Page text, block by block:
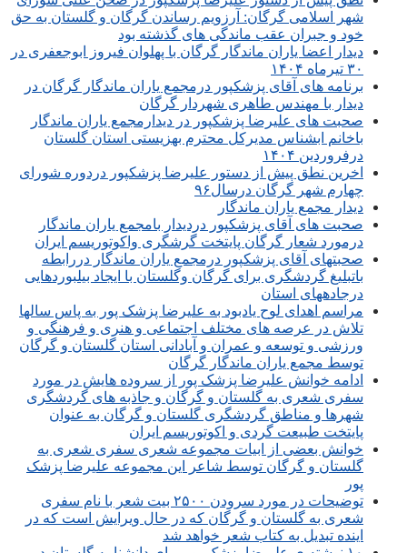
شهر اسلامی گرگان: آرزویم رساندن گرگان و گلستان به حق
خود و جبران عقب ماندگی های گذشته بود
دیدار اعضا یاران ماندگار گرگان با پهلوان فیروز ابوجعفری در
۳۰ تیرماه ۱۴۰۴
برنامه های آقای پزشکپور درمجمع یاران ماندگار گرگان در
دیدار با مهندس طاهری شهردار گرگان
صحبت های علیرضا پزشکپور در دیدارمجمع یاران ماندگار
باخانم ابشناس مدیرکل محترم بهزیستی استان گلستان
درفروردین ۱۴۰۴
اخرین نطق پیش از دستور علیرضا پزشکپور دردوره شورای
چهارم شهر گرگان درسال۹۶
دیدار مجمع یاران ماندگار
صحبت های آقای پزشکپور دردیدار بامجمع یاران ماندگار
درمورد شعار گرگان پایتخت گرشگری واکوتوریسم ایران
صحبتهای آقای پزشکپور درمجمع یاران ماندگار دررابطه
باتبلیغ گردشگری برای گرگان وگلستان با ایجاد بیلبوردهایی
درجادههای استان
مراسم اهدای لوح یادبود به علیرضا پزشک پور به پاس سالها
تلاش در عرصه های مختلف اجتماعی و هنری و فرهنگی و
ورزشی و توسعه و عمران و آبادانی استان گلستان و گرگان
توسط مجمع یاران ماندگار گرگان
ادامه خوانش علیرضا پزشک پور از سروده هایش در مورد
سفری شعری به گلستان و گرگان و جاذبه های گردشگری
شهرها و مناطق گردشگری گلستان و گرگان به عنوان
پایتخت طبیعت گردی و اکوتوریسم ایران
خوانش بعضی از ابیات مجموعه شعری سفری شعری به
گلستان و گرگان توسط شاعر این مجموعه علیرضا پزشک
پور
توضیحات در مورد سرودن ۲۵۰۰ بیت شعر با نام سفری
شعری به گلستان و گرگان که در حال ویرایش است که در
اینده تبدیل به کتاب شعر خواهد شد